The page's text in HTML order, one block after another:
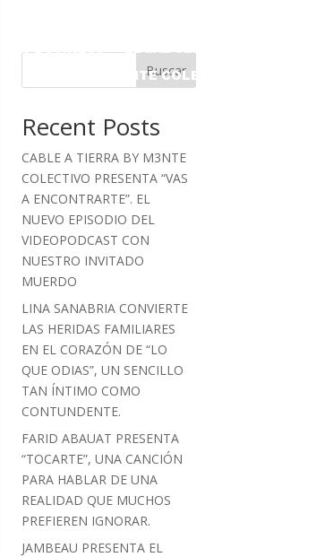
NEW BUSINESS
LEGAL SERVICES
M3NTE COLECTIVO
Buscar
Recent Posts
CABLE A TIERRA BY M3NTE
COLECTIVO PRESENTA “VAS
A ENCONTRARTE”. EL
NUEVO EPISODIO DEL
VIDEOPODCAST CON
NUESTRO INVITADO
MUERDO
LINA SANABRIA CONVIERTE
LAS HERIDAS FAMILIARES
EN EL CORAZÓN DE “LO
QUE ODIAS”, UN SENCILLO
TAN ÍNTIMO COMO
CONTUNDENTE.
FARID ABAUAT PRESENTA
“TOCARTE”, UNA CANCIÓN
PARA HABLAR DE UNA
REALIDAD QUE MUCHOS
PREFIEREN IGNORAR.
JAMBEAU PRESENTA EL